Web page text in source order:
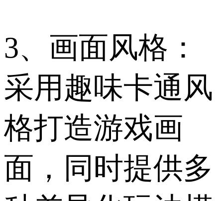
3、画面风格：
采用趣味卡通风
格打造游戏画
面，同时提供多